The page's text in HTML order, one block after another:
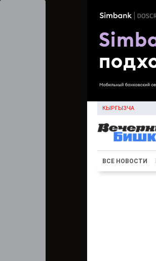
КЫРГЫЗЧА
ВСЕ НОВОСТИ